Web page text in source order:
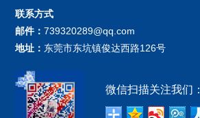
联系方式
邮件：739320289@qq.com
地址： 东莞市东坑镇俊达西路126号
微信扫描关注我们：